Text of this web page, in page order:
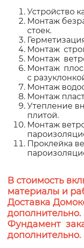
Устройство
Монтаж
стоек.
Монтаж
Монтаж
Монтаж
с
Монтаж
Монтаж
Утепление
плитой.
Монтаж
Проклейка
В стоимость
материалы и
Доставка
дополнительно.
Фундамент
дополнительно.